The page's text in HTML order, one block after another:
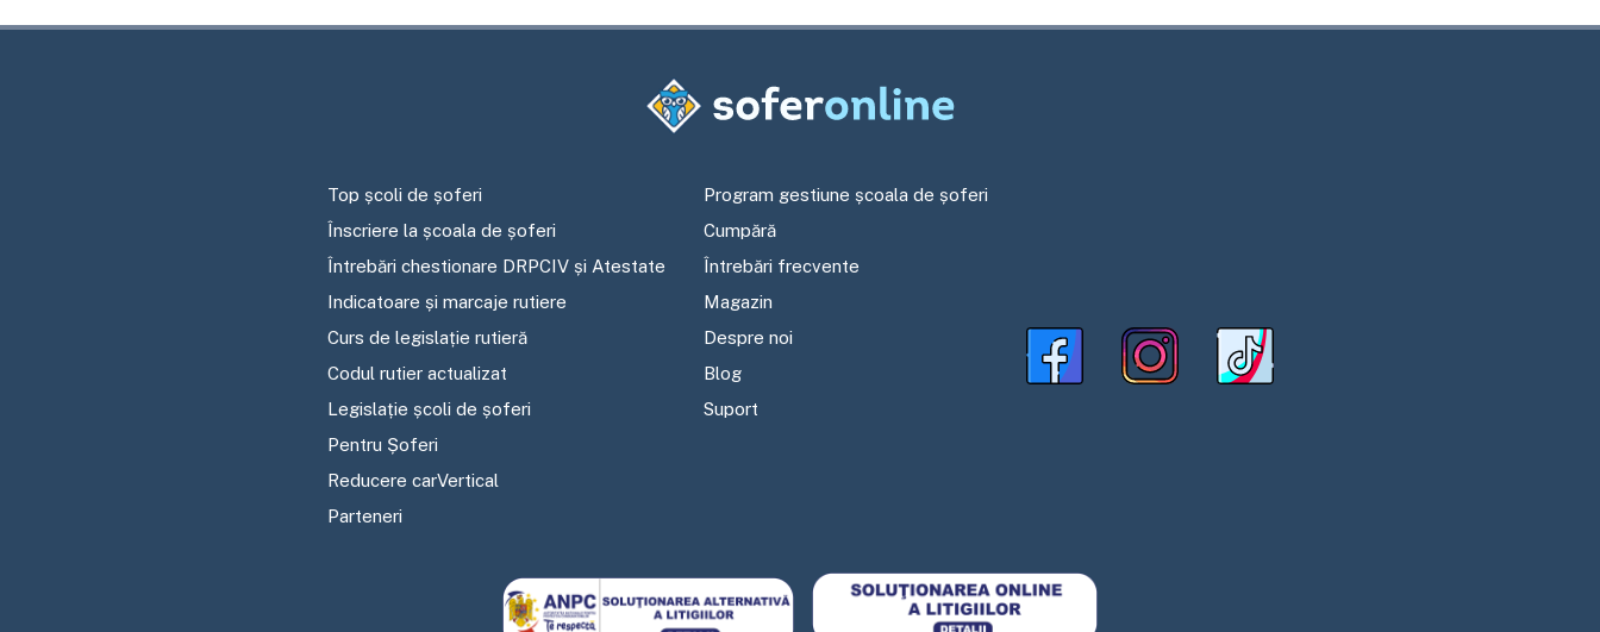
Top școli de șoferi
Înscriere la școala de șoferi
Întrebări chestionare DRPCIV și Atestate
Indicatoare și marcaje rutiere
Curs de legislație rutieră
Codul rutier actualizat
Legislație școli de șoferi
Pentru Șoferi
Reducere carVertical
Parteneri
Program gestiune școala de șoferi
Cumpără
Întrebări frecvente
Magazin
Despre noi
Blog
Suport